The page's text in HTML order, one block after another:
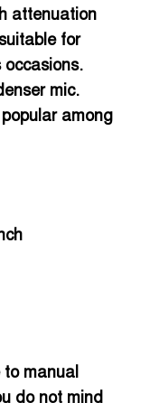
attenuation
for
mic.
among
manual
do not mind